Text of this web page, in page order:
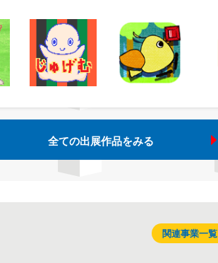
全ての出展作品をみる
関連事業一覧